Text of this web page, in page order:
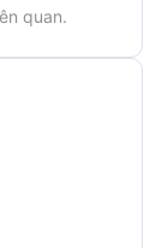
quan.